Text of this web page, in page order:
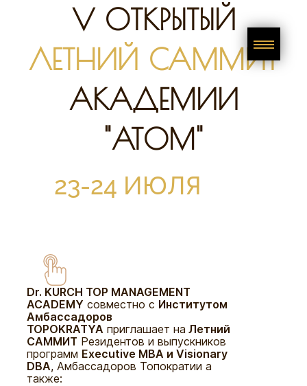
V ОТКРЫТЫЙ
ЛЕТНИЙ САММИТ
АКАДЕМИИ
"АТОМ"
23-24 ИЮЛЯ
Dr. KURCH TOP MANAGEMENT
ACADEMY совместно с Институтом
Амбассадоров
TOPOKRATYA приглашает на Летний
САММИТ Резидентов и выпускников
программ Executive MBA и Visionary
DBA, Амбассадоров Топократии а
также: